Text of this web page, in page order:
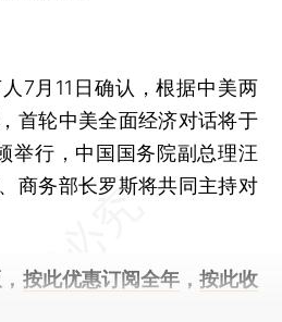
月11日确认，根据中美两
首轮中美全面经济对话将于
举行，中国国务院副总理汪
商务部长罗斯将共同主持对
按此优惠订阅全年， 按此收